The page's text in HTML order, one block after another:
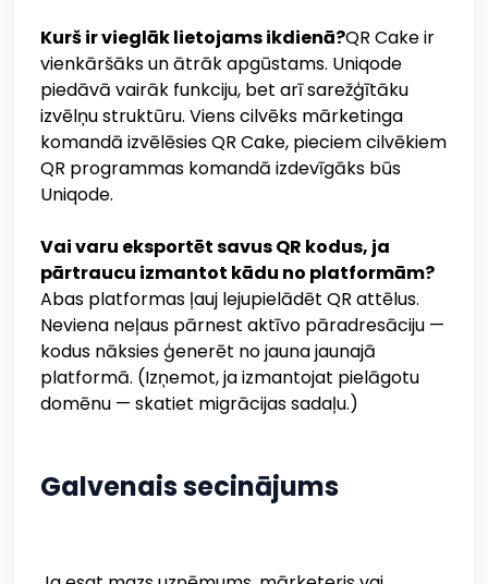
Kurš ir vieglāk lietojams ikdienā?QR Cake ir
vienkāršāks un ātrāk apgūstams. Uniqode
piedāvā vairāk funkciju, bet arī sarežģītāku
izvēlņu struktūru. Viens cilvēks mārketinga
komandā izvēlēsies QR Cake, pieciem cilvēkiem
QR programmas komandā izdevīgāks būs
Uniqode.
Vai varu eksportēt savus QR kodus, ja
pārtraucu izmantot kādu no platformām?
Abas platformas ļauj lejupielādēt QR attēlus.
Neviena neļaus pārnest aktīvo pāradresāciju —
kodus nāksies ģenerēt no jauna jaunajā
platformā. (Izņemot, ja izmantojat pielāgotu
domēnu — skatiet migrācijas sadaļu.)
Galvenais secinājums